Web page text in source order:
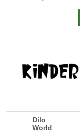
Dilo
World